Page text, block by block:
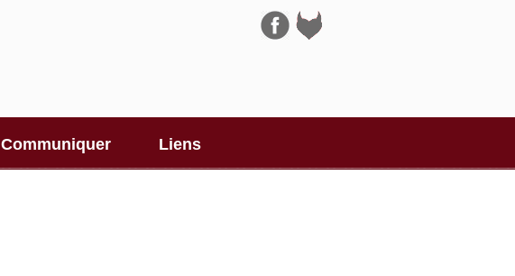
Communiquer Liens
Navigation